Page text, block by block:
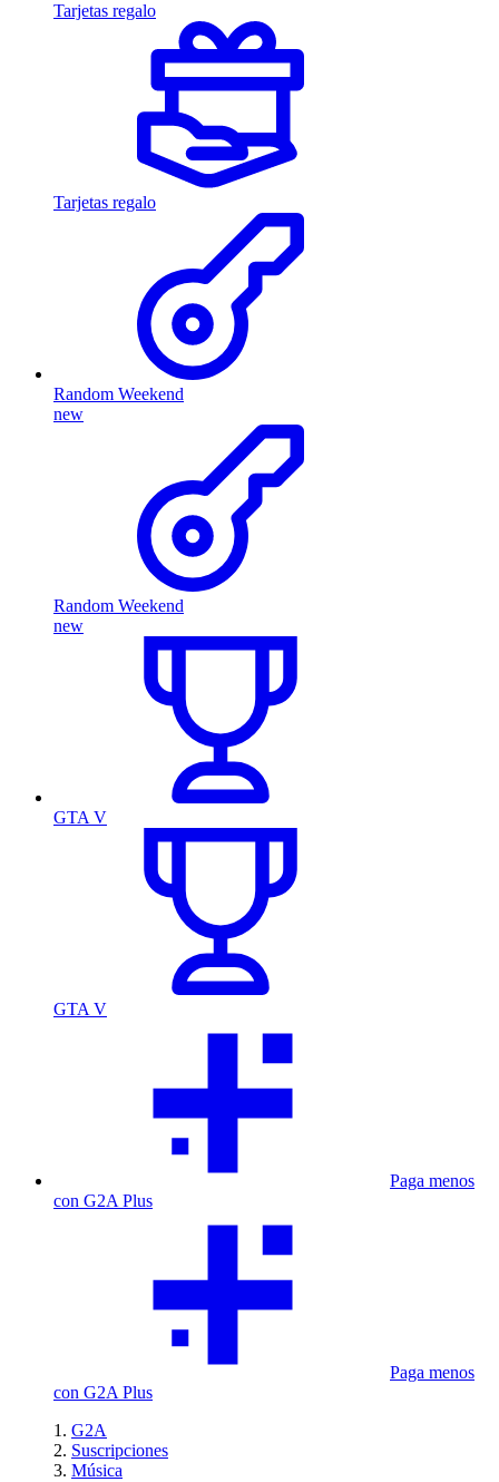
Tarjetas regalo
Tarjetas regalo
Random Weekend
new
Random Weekend
new
GTA V
GTA V
Paga menos
con G2A Plus
Paga menos
con G2A Plus
G2A
Suscripciones
Música